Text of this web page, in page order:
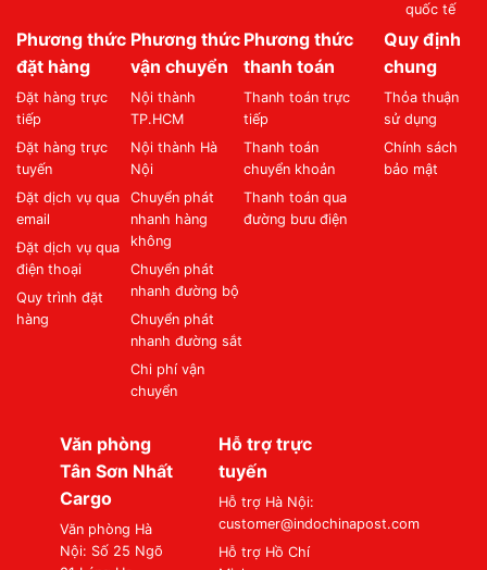
quốc tế
Phương thức
đặt hàng
Đặt hàng trực
tiếp
Đặt hàng trực
tuyến
Đặt dịch vụ qua
email
Đặt dịch vụ qua
điện thoại
Quy trình đặt
hàng
Phương thức
vận chuyển
Nội thành
TP.HCM
Nội thành Hà
Nội
Chuyển phát
nhanh hàng
không
Chuyển phát
nhanh đường bộ
Chuyển phát
nhanh đường sắt
Chi phí vận
chuyển
Phương thức
thanh toán
Thanh toán trực
tiếp
Thanh toán
chuyển khoản
Thanh toán qua
đường bưu điện
Quy định
chung
Thỏa thuận
sử dụng
Chính sách
bảo mật
Văn phòng
Tân Sơn Nhất
Cargo
Văn phòng Hà
Nội: Số 25 Ngõ
Hỗ trợ trực
tuyến
Hỗ trợ Hà Nội:
customer@indochinapost.com
Hỗ trợ Hồ Chí